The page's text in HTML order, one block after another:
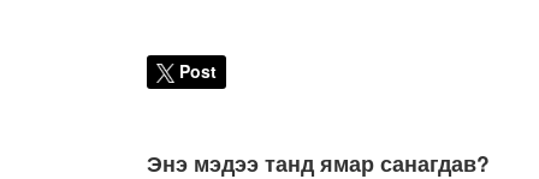
Post
Энэ мэдээ танд ямар санагдав?